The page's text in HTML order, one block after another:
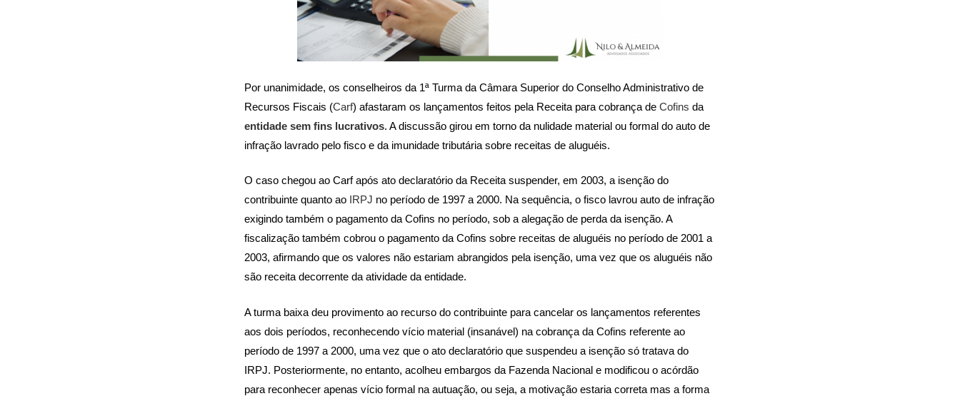
Por unanimidade, os conselheiros da 1ª Turma da Câmara Superior do Conselho Administrativo de
Recursos Fiscais (Carf) afastaram os lançamentos feitos pela Receita para cobrança de Cofins da
entidade sem fins lucrativos. A discussão girou em torno da nulidade material ou formal do auto de
infração lavrado pelo fisco e da imunidade tributária sobre receitas de aluguéis.
O caso chegou ao Carf após ato declaratório da Receita suspender, em 2003, a isenção do
contribuinte quanto ao IRPJ no período de 1997 a 2000. Na sequência, o fisco lavrou auto de infração
exigindo também o pagamento da Cofins no período, sob a alegação de perda da isenção. A
fiscalização também cobrou o pagamento da Cofins sobre receitas de aluguéis no período de 2001 a
2003, afirmando que os valores não estariam abrangidos pela isenção, uma vez que os aluguéis não
são receita decorrente da atividade da entidade.
A turma baixa deu provimento ao recurso do contribuinte para cancelar os lançamentos referentes
aos dois períodos, reconhecendo vício material (insanável) na cobrança da Cofins referente ao
período de 1997 a 2000, uma vez que o ato declaratório que suspendeu a isenção só tratava do
IRPJ. Posteriormente, no entanto, acolheu embargos da Fazenda Nacional e modificou o acórdão
para reconhecer apenas vício formal na autuação, ou seja, a motivação estaria correta mas a forma